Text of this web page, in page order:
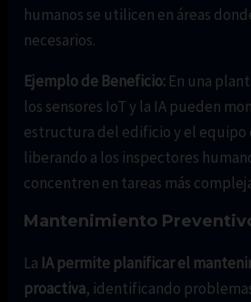
humanos se utilicen en áreas
necesarios.
Ejemplo de Beneficio: En una
los sensores IoT y la IA pueden
estructura del edificio y el equipo
liberando a los inspectores
concentren en tareas más
Mantenimiento
La IA permite planificar el
proactiva, identificando